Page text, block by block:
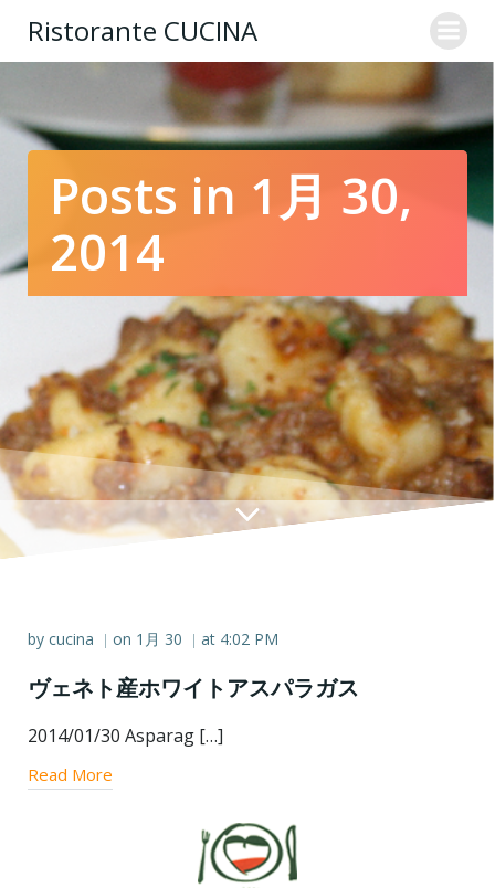
ン
テ
ン
ツ
へ
キ
Ristorante CUCINA
Posts in 1月 30,
2014
by cucina | on 1月 30 | at 4:02 PM
ヴェネト産ホワイトアスパラガス
2014/01/30 Asparag […]
Read More